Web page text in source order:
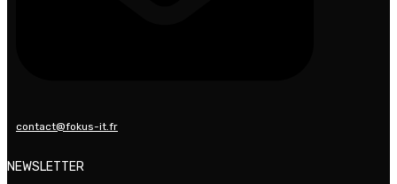
contact@fokus-it.fr
NEWSLETTER